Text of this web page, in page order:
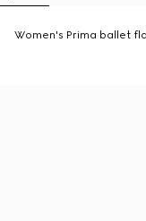
Women's Prima ballet